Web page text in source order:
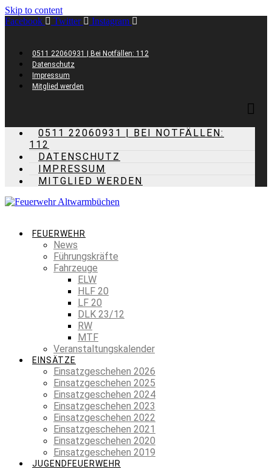
Skip to content
Facebook
Twitter Instagram
0511 22060931 | Bei Notfällen: 112
Datenschutz
Impressum
Mitglied werden
0511 22060931 | BEI NOTFÄLLEN:
112
DATENSCHUTZ
IMPRESSUM
MITGLIED WERDEN
FEUERWEHR
News
Führungskräfte
Fahrzeuge
ELW
HLF 20
LF 20
DLK 23/12
RW
MTF
Veranstaltungskalender
EINSÄTZE
Einsatzgeschehen 2026
Einsatzgeschehen 2025
Einsatzgeschehen 2024
Einsatzgeschehen 2023
Einsatzgeschehen 2022
Einsatzgeschehen 2021
Einsatzgeschehen 2020
Einsatzgeschehen 2019
JUGENDFEUERWEHR